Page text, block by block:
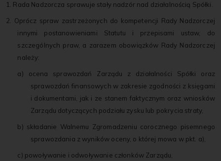
1. Rada Nadzorcza sprawuje stały nadzór nad działalnością Spółki.
2. Oprócz spraw zastrzeżonych do kompetencji Rady Nadzorczej
innymi postanowieniami Statutu i przepisami ustaw, do
szczególnych praw, a zarazem obowiązków Rady Nadzorczej
należy:
a) ocena sprawozdań Zarządu z działalności Spółki oraz
sprawozdań finansowych w zakresie zgodności z księgami
i dokumentami, jak i ze stanem faktycznym oraz wniosków
Zarządu dotyczących podziału zysku lub pokrycia straty,
b) składanie Walnemu Zgromadzeniu corocznego pisemnego
sprawozdania z wyników oceny, o której mowa w pkt. a),
c) powoływanie i odwoływanie członków Zarządu,